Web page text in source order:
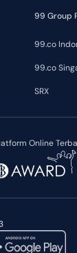
Online
99 Group
99.co
99.co
SRX